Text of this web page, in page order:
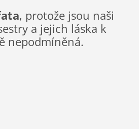
, protože jsou naši
a jejich láska k
nepodmíněná.